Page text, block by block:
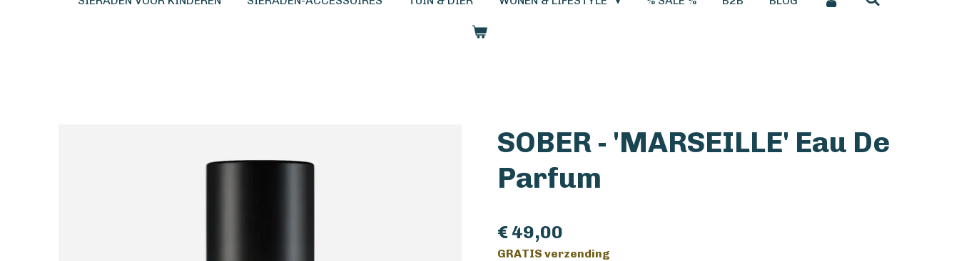
SOBER - 'MARSEILLE' Eau De
Parfum
€ 49,00
GRATIS verzending